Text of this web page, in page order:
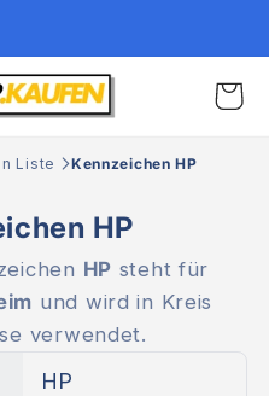
Liste Kennzeichen HP
HP
HP steht für
und wird in Kreis
verwendet.
HP